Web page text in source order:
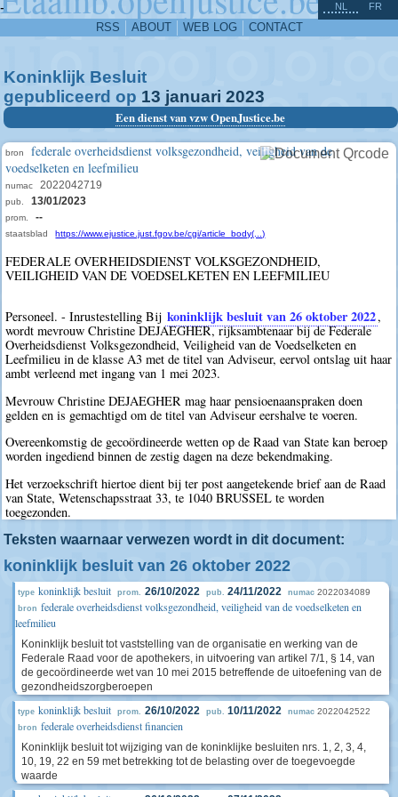
-
RSS ABOUT WEB LOG CONTACT
NL FR
Koninklijk Besluit
gepubliceerd op 13 januari 2023
Een dienst van vzw OpenJustice.be
bron
federale overheidsdienst volksgezondheid, veiligheid van de
voedselketen en leefmilieu
numac 2022042719
pub. 13/01/2023
prom. --
staatsblad https://www.ejustice.just.fgov.be/cgi/article_body(...)
FEDERALE OVERHEIDSDIENST VOLKSGEZONDHEID,
VEILIGHEID VAN DE VOEDSELKETEN EN LEEFMILIEU
Personeel. - Inrustestelling Bij koninklijk besluit van 26 oktober 2022,
wordt mevrouw Christine DEJAEGHER, rijksambtenaar bij de Federale
Overheidsdienst Volksgezondheid, Veiligheid van de Voedselketen en
Leefmilieu in de klasse A3 met de titel van Adviseur, eervol ontslag uit haar
ambt verleend met ingang van 1 mei 2023.
Mevrouw Christine DEJAEGHER mag haar pensioenaanspraken doen
gelden en is gemachtigd om de titel van Adviseur eershalve te voeren.
Overeenkomstig de gecoördineerde wetten op de Raad van State kan beroep
worden ingediend binnen de zestig dagen na deze bekendmaking.
Het verzoekschrift hiertoe dient bij ter post aangetekende brief aan de Raad
van State, Wetenschapsstraat 33, te 1040 BRUSSEL te worden
toegezonden.
Teksten waarnaar verwezen wordt in dit document:
koninklijk besluit van 26 oktober 2022
type koninklijk besluit prom. 26/10/2022 pub. 24/11/2022 numac 2022034089
bron federale overheidsdienst volksgezondheid, veiligheid van de voedselketen en
leefmilieu
Koninklijk besluit tot vaststelling van de organisatie en werking van de
Federale Raad voor de apothekers, in uitvoering van artikel 7/1, § 14, van
de gecoördineerde wet van 10 mei 2015 betreffende de uitoefening van de
gezondheidszorgberoepen
type koninklijk besluit prom. 26/10/2022 pub. 10/11/2022 numac 2022042522
bron federale overheidsdienst financien
Koninklijk besluit tot wijziging van de koninklijke besluiten nrs. 1, 2, 3, 4,
10, 19, 22 en 59 met betrekking tot de belasting over de toegevoegde
waarde
^